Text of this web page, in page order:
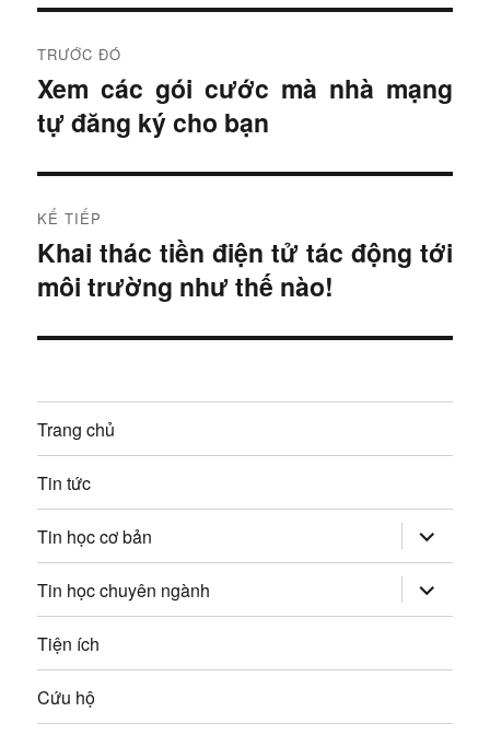
i
ề
u
h
ư
g
b
à
i
v
i
ế
t
TRƯỚC ĐÓ
B
à
t
r
ư
ớ
c
:
Xem các gói cước mà nhà mạng
tự đăng ký cho bạn
KẾ TIẾP
B
à
t
ế
p
Khai thác tiền điện tử tác động tới
môi trường như thế nào!
Trang chủ
Tin tức
Tin học cơ bản mở
rộng
trình
đơn
con
Tin học chuyên ngành mở
rộng
trình
Tiện ích
Cứu hộ